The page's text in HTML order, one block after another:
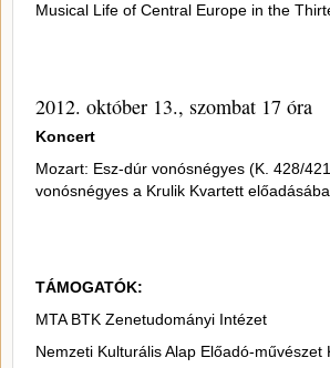
Musical Life of Central Europe in the
2012. október 13., szombat 17 óra
Koncert
Mozart: Esz-dúr vonósnégyes (K. 428/
vonósnégyes a Krulik Kvartett
TÁMOGATÓK:
MTA BTK Zenetudományi Intézet
Nemzeti Kulturális Alap Előadó-művészet